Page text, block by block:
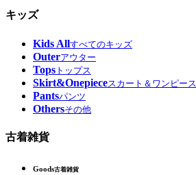
キッズ
Kids Allすべてのキッズ
Outerアウター
Tops トップス
Skirt&Onepieceスカート＆ワンピース
Pantsパンツ
Othersその他
古着雑貨
Goods古着雑貨